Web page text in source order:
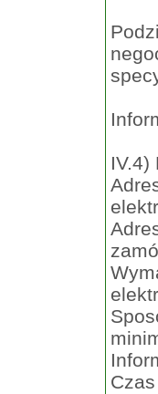
IV.4)